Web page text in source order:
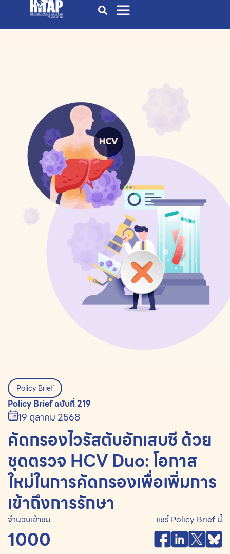
Policy Brief
Policy Brief ฉบับที่ 219
19 ตุลาคม 2568
คัดกรองไวรัสตับอักเสบซี ด้วย
ชุดตรวจ HCV Duo: โอกาส
ใหม่ในการคัดกรองเพื่อเพิ่มการ
เข้าถึงการรักษา
จำนวนเข้าชม
1000
แชร์ Policy Brief นี้